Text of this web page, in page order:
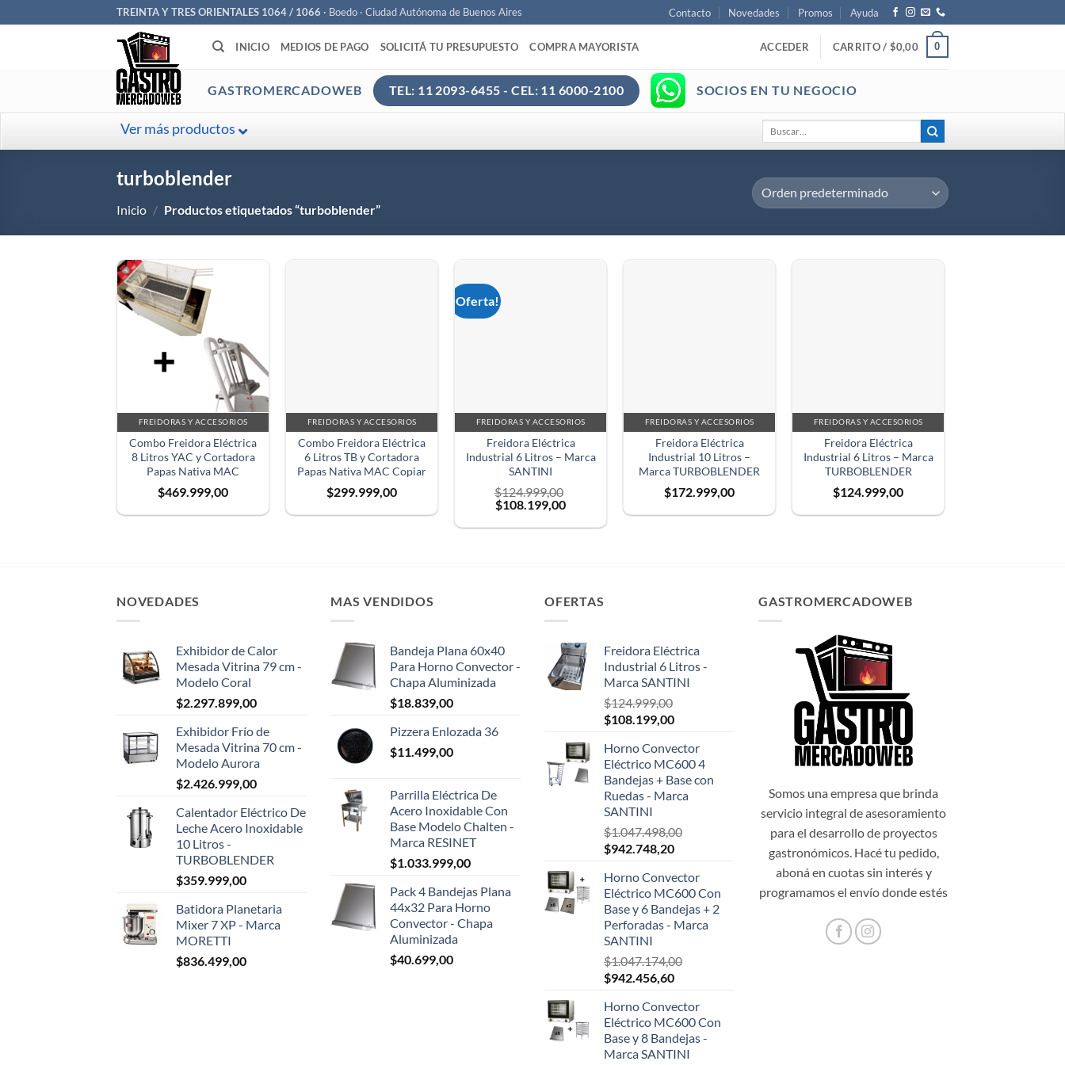
al
TREINTA Y TRES ORIENTALES 1064 / 1066 · Boedo · Ciudad Autónoma de Buenos Aires Contacto Novedades Promos Ayuda
INICIO MEDIOS DE PAGO SOLICITÁ TU PRESUPUESTO COMPRA MAYORISTA ACCEDER CARRITO / $0,00 0
GASTROMERCADOWEB TEL: 11 2093-6455 - CEL: 11 6000-2100 SOCIOS EN TU NEGOCIO
Ver más productos
por:
turboblender
Inicio / Productos etiquetados “turboblender”
FREIDORAS Y ACCESORIOS
Combo Freidora Eléctrica
8 Litros YAC y Cortadora
Papas Nativa MAC
$469.999,00
FREIDORAS Y ACCESORIOS
Combo Freidora Eléctrica
6 Litros TB y Cortadora
Papas Nativa MAC Copiar
$299.999,00
¡Oferta!
FREIDORAS Y ACCESORIOS
Freidora Eléctrica
Industrial 6 Litros – Marca
SANTINI
$124.999,00
El
precio
original
$108.199,00El
actual
FREIDORAS Y ACCESORIOS
Freidora Eléctrica
Industrial 10 Litros –
Marca TURBOBLENDER
$172.999,00
FREIDORAS Y ACCESORIOS
Freidora Eléctrica
Industrial 6 Litros – Marca
TURBOBLENDER
$124.999,00
NOVEDADES
Exhibidor de Calor
Mesada Vitrina 79 cm -
Modelo Coral
$2.297.899,00
Exhibidor Frío de
Mesada Vitrina 70 cm -
Modelo Aurora
$2.426.999,00
Calentador Eléctrico De
Leche Acero Inoxidable
10 Litros -
TURBOBLENDER
$359.999,00
Batidora Planetaria
Mixer 7 XP - Marca
MORETTI
$836.499,00
MAS VENDIDOS
Bandeja Plana 60x40
Para Horno Convector -
Chapa Aluminizada
$18.839,00
Pizzera Enlozada 36
$11.499,00
Parrilla Eléctrica De
Acero Inoxidable Con
Base Modelo Chalten -
Marca RESINET
$1.033.999,00
Pack 4 Bandejas Plana
44x32 Para Horno
Convector - Chapa
Aluminizada
$40.699,00
OFERTAS
Freidora Eléctrica
Industrial 6 Litros -
Marca SANTINI
$124.999,00
El
original
era:
$124.999,00.
$108.199,00El
actual
es:
$108.199,00.
Horno Convector
Eléctrico MC600 4
Bandejas + Base con
Ruedas - Marca
SANTINI
$1.047.498,00
El
original
era:
$1.047.498,00.
$942.748,20El
actual
es:
$942.748,20.
Horno Convector
Eléctrico MC600 Con
Base y 6 Bandejas + 2
Perforadas - Marca
SANTINI
$1.047.174,00
El
original
era:
$1.047.174,00.
$942.456,60El
actual
es:
$942.456,60.
Horno Convector
Eléctrico MC600 Con
Base y 8 Bandejas -
Marca SANTINI
GASTROMERCADOWEB
Somos una empresa que brinda
servicio integral de asesoramiento
para el desarrollo de proyectos
gastronómicos. Hacé tu pedido,
aboná en cuotas sin interés y
programamos el envío donde estés